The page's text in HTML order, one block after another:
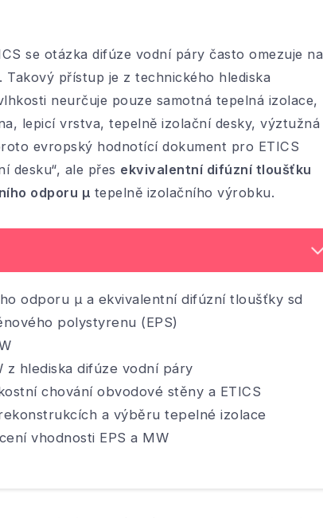
se otázka difúze vodní páry často omezuje na
přístup je z technického hlediska
neurčuje pouze samotná tepelná izolace,
lepicí vrstva, tepelně izolační desky, výztužná
evropský hodnotící dokument pro ETICS
desku“, ale přes ekvivalentní difúzní tloušťku
odporu μ tepelně izolačního výrobku.
odporu μ a ekvivalentní difúzní tloušťky sd
polystyrenu (EPS)
z hlediska difúze vodní páry
chování obvodové stěny a ETICS
a výběru tepelné izolace
vhodnosti EPS a MW